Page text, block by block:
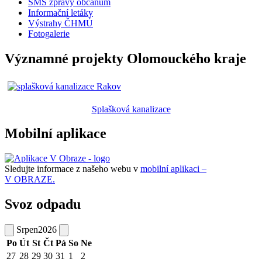
Informační letáky
Výstrahy ČHMÚ
Fotogalerie
Významné projekty Olomouckého kraje
Splašková kanalizace
Mobilní aplikace
Sledujte informace z našeho webu v mobilní aplikaci –
V OBRAZE.
Svoz odpadu
Srpen2026
Po Út St Čt Pá So Ne
27 28 29 30 31 1 2